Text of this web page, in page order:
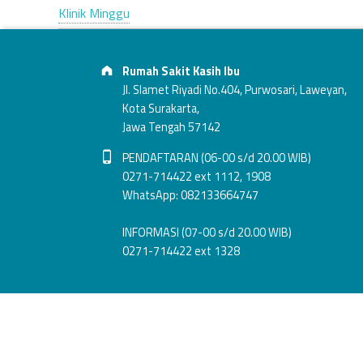
L
Klinik Minggu
Skip back to main navigation
Footer info sidebar
Address:
Rumah Sakit Kasih Ibu
Jl. Slamet Riyadi No.404, Purwosari, Laweyan,
Kota Surakarta,
Jawa Tengah 57142
Phone number:
PENDAFTARAN (06-00 s/d 20.00 WIB)
0271-714422 ext 1112, 1908
WhatsApp: 082133664747
INFORMASI (07-00 s/d 20.00 WIB)
0271-714422 ext 1328